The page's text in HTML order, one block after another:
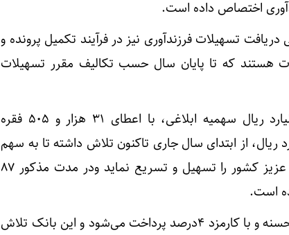
تعداد ۴ هزار و ۶۸۶ متقاضی دریافت تسهیلات فرزندآوری نیز در فرآیند تکمیل پرونده و
هستند که تا پایان سال حسب تکالیف مقرر تسهیلات
این بانک همچنین از مجموع ۱۲۳ هزار میلیارد ریال سهمیه ابلاغی، با اعطای ۳۱ هزار و ۵۰۵ فقره
به مبلغ ۱۰۷ هزار و ۵۲ میلیارد ریال، از ابتدای سال جاری تاکنون تلاش داشته تا به سهم
خود شرایط ازدواج و تشکیل خانواده جوانان عزیز کشور را تسهیل و تسریع نماید ودر مدت مذکور ۸۷
است.
تسهیلات ازدواج و فرزندآوری در قالب قرض‌الحسنه و با کارمزد ۴درصد پرداخت می‌شود و این بانک تلاش